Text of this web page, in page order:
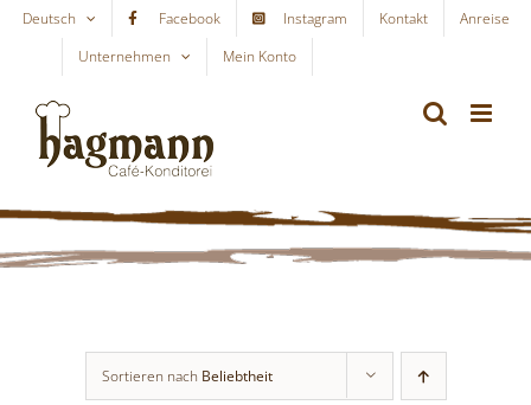
Skip
content
Deutsch Facebook Instagram Kontakt
Anreise
Unternehmen
Mein Konto
Sortieren nach Beliebtheit